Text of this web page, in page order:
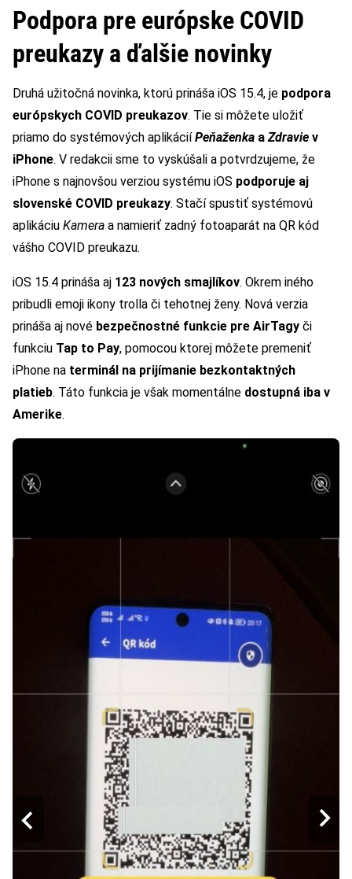
Podpora pre európske COVID
preukazy a ďalšie novinky
Druhá užitočná novinka, ktorú prináša iOS 15.4, je podpora
európskych COVID preukazov. Tie si môžete uložiť
priamo do systémových aplikáciíPeňaženka aZdravie v
iPhone. V redakcii sme to vyskúšali a potvrdzujeme, že
iPhone s najnovšou verziou systému iOS podporuje aj
slovenské COVID preukazy. Stačí spustiť systémovú
aplikáciu Kamera a namieriť zadný fotoaparát na QR kód
vášho COVID preukazu.
iOS 15.4 prináša aj 123 nových smajlíkov. Okrem iného
pribudli emoji ikony trolla či tehotnej ženy. Nová verzia
prináša aj nové bezpečnostné funkcie pre AirTagy či
funkciu Tap to Pay, pomocou ktorej môžete premeniť
iPhone na terminál na prijímanie bezkontaktných
platieb. Táto funkcia je však momentálne dostupná iba v
Amerike.